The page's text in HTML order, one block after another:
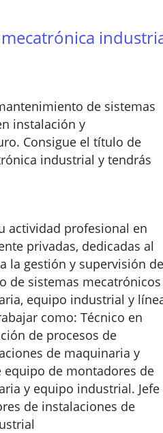
de sistemas
instalación y
Consigue el título de
industrial y tendrás
actividad profesional en
privadas, dedicadas al
la gestión y supervisión
de sistemas
equipo industrial y
como: Técnico en
de procesos de
de maquinaria y
equipo de montadores de
y equipo industrial. Jefe
de instalaciones de